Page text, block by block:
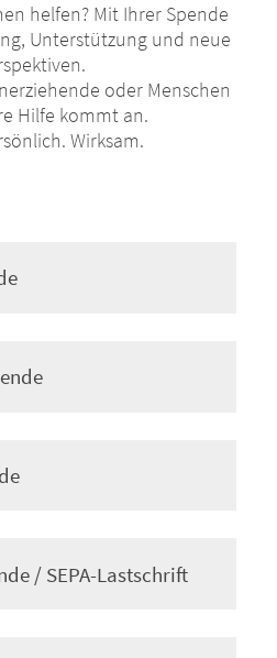
helfen? Mit Ihrer Spende
Unterstützung und neue
oder Menschen
Hilfe kommt an.
Wirksam.
/ SEPA-Lastschrift